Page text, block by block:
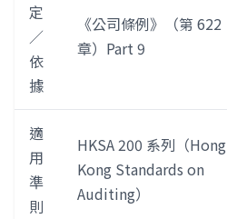
定
／
依
據
《公司條例》（第 622
章）Part 9
適
用
準
則
HKSA 200 系列（Hong
Kong Standards on
Auditing）